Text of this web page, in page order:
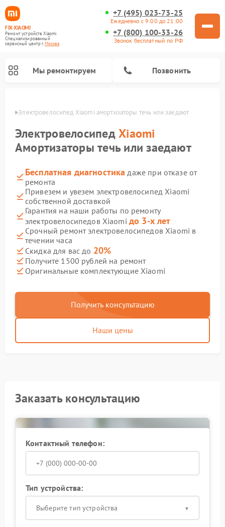
FIX-XIAOMI
Ремонт устройств Xiaomi
Специализированный
cервисный центр г.Москва
+7 (495) 023-73-25
Ежедневно с 9:00 до 21:00
+7 (800) 100-33-26
Звонок бесплатный по РФ
Мы ремонтируем Позвонить
Электровелосипед Xiaomi амортизаторы течь или заедают
ЭлектровелосипедXiaomi
Амортизаторы течь или заедают
Бесплатная диагностика даже при отказе от
ремонта
Привезем и увезем электровелосипед Xiaomi
собственной доставкой
Гарантия на наши работы по ремонту
электровелосипедов Xiaomi до 3-х лет
Срочный ремонт электровелосипедов Xiaomi в
течении часа
Скидка для вас до 20%
Получите 1500 рублей на ремонт
Оригинальные комплектующие Xiaomi
Получить консультацию
Наши цены
Заказать консультацию
Контактный телефон:
Тип устройства:
Выберите тип устройства